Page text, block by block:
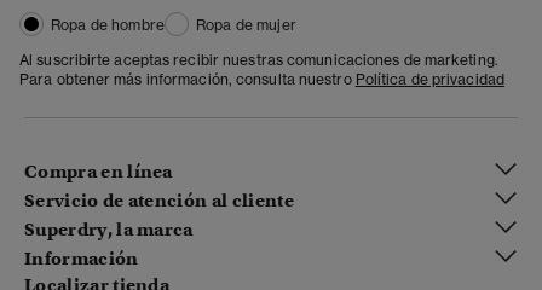
Ropa de hombre
Ropa de mujer
Al suscribirte aceptas recibir nuestras comunicaciones de marketing.
Para obtener más información, consulta nuestro Política de privacidad
Compra en línea
Servicio de atención al cliente
Superdry, la marca
Información